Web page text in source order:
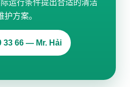
运行条件提出合适的清洁
护方案。
33 66 — Mr. Hải